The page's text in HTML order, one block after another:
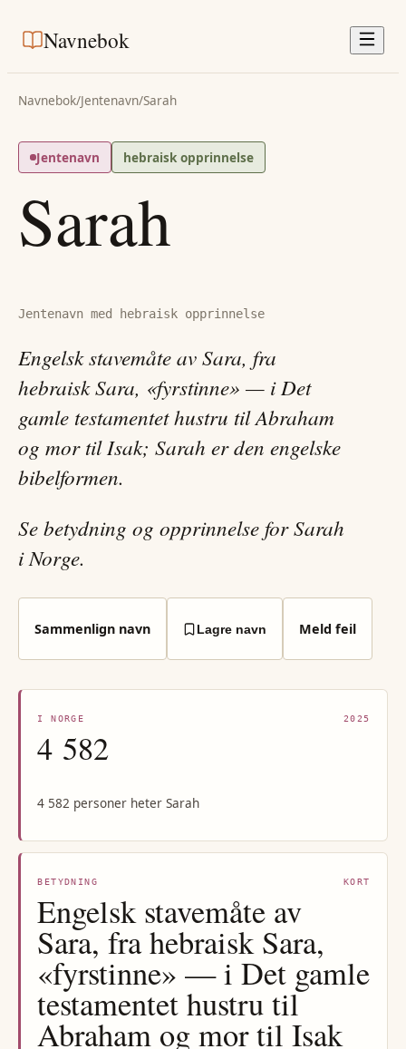
Navnebok
Navnebok/Jentenavn/Sarah
Jentenavn hebraisk opprinnelse
Sarah
Jentenavn med hebraisk opprinnelse
Engelsk stavemåte av Sara, fra
hebraisk Sara, «fyrstinne» — i Det
gamle testamentet hustru til Abraham
og mor til Isak; Sarah er den engelske
bibelformen.
Se betydning og opprinnelse for Sarah
i Norge.
Sammenlign navn Lagre navn Meld feil
I NORGE 2025
4 582
4 582 personer heter Sarah
BETYDNING KORT
Engelsk stavemåte av
Sara, fra hebraisk Sara,
«fyrstinne» — i Det gamle
testamentet hustru til
Abraham og mor til Isak